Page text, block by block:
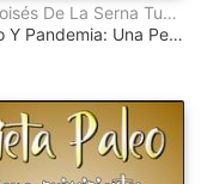
Juan Moisés De La Serna Tuya, Marcos Altable Pérez, Mª Esther Gómez Rubio
Cerebro Y Pandemia: Una Perspectiva Actual